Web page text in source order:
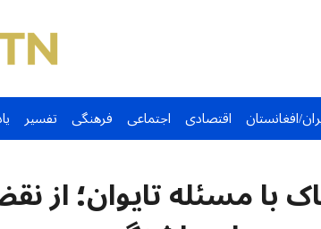
افغانستان اقتصادی اجتماعی فرهنگی تفسیر
با مسئله تایوان؛ از